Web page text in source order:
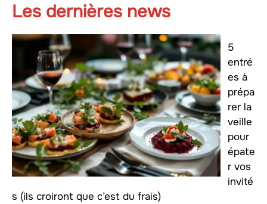
Les dernières news
5
entré
es à
prépa
rer la
veille
pour
épate
r vos
invité
s (ils croiront que c’est du frais)